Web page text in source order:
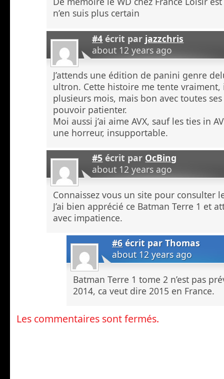
n’en suis plus certain
#4 écrit par jazzchris
about 12 years ago
J’attends une édition de panini genre
ultron. Cette histoire me tente
plusieurs mois, mais bon avec toutes
pouvoir patienter.
Moi aussi j’ai aime AVX, sauf les ties in
une horreur, insupportable.
#5 écrit par OcBing
about 12 years ago
Connaissez vous un site pour consulter
J’ai bien apprécié ce Batman Terre 1 et
avec impatience.
#6écrit parThomas
about 12 years ago
Batman Terre 1 tome 2 n’est pas
2014, ca veut dire 2015 en France.
Les commentaires sont fermés.